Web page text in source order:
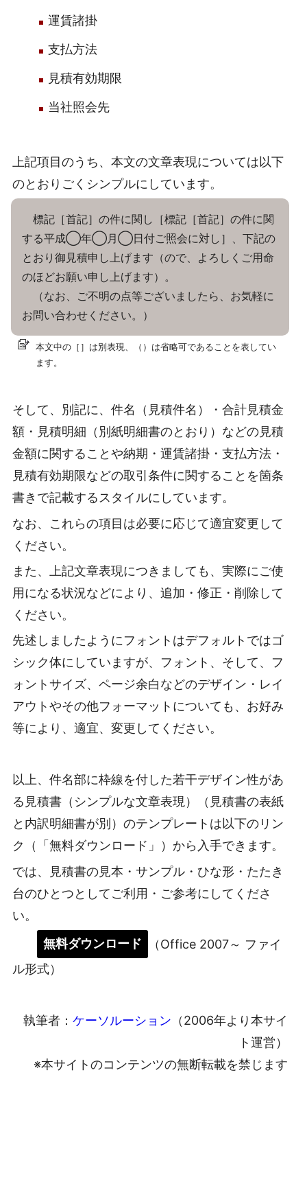
運賃諸掛
支払方法
見積有効期限
当社照会先
上記項目のうち、本文の文章表現については以下
のとおりごくシンプルにしています。
標記［首記］の件に関し［標記［首記］の件に関
する平成◯年◯月◯日付ご照会に対し］、下記の
とおり御見積申し上げます（ので、よろしくご用命
のほどお願い申し上げます）。
（なお、ご不明の点等ございましたら、お気軽に
お問い合わせください。）
本文中の［］は別表現、（）は省略可であることを表してい
ます。
そして、別記に、件名（見積件名）・合計見積金
額・見積明細（別紙明細書のとおり）などの見積
金額に関することや納期・運賃諸掛・支払方法・
見積有効期限などの取引条件に関することを箇条
書きで記載するスタイルにしています。
なお、これらの項目は必要に応じて適宜変更して
ください。
また、上記文章表現につきましても、実際にご使
用になる状況などにより、追加・修正・削除して
ください。
先述しましたようにフォントはデフォルトではゴ
シック体にしていますが、フォント、そして、フ
ォントサイズ、ページ余白などのデザイン・レイ
アウトやその他フォーマットについても、お好み
等により、適宜、変更してください。
以上、件名部に枠線を付した若干デザイン性があ
る見積書（シンプルな文章表現）（見積書の表紙
と内訳明細書が別）のテンプレートは以下のリン
ク（「無料ダウンロード」）から入手できます。
では、見積書の見本・サンプル・ひな形・たたき
台のひとつとしてご利用・ご参考にしてくださ
い。
無料ダウンロード
（Office 2007～ ファイ
ル形式）
執筆者： ケーソルーション （2006年より本サイ
ト運営）
※本サイトのコンテンツの無断転載を禁じます